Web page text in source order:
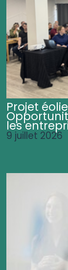
Projet
les
9 juillet 2026